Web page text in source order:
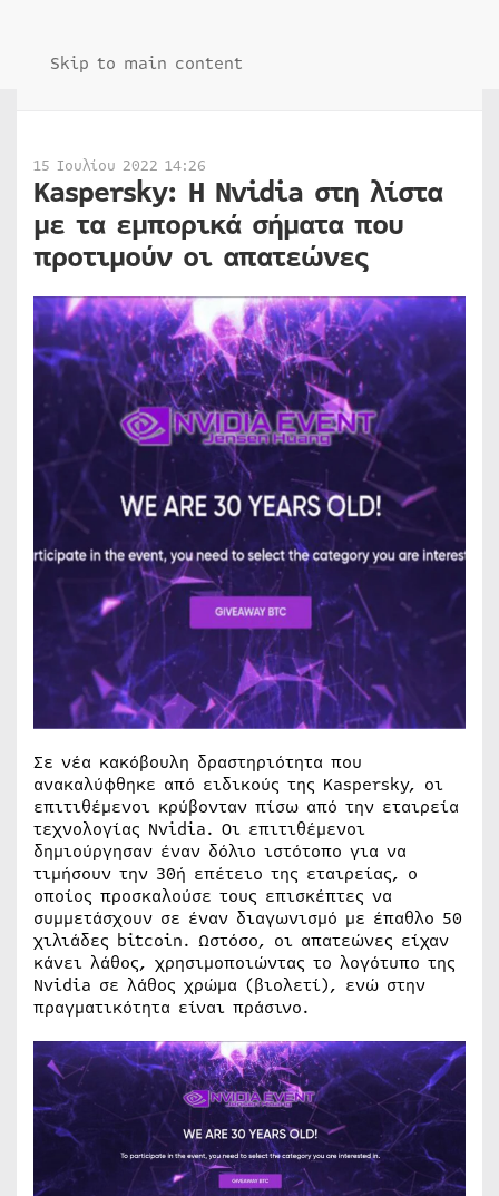
Skip to main content
15 Ιουλίου 2022 14:26
Kaspersky: Η Nvidia στη λίστα
με τα εμπορικά σήματα που
προτιμούν οι απατεώνες
Σε νέα κακόβουλη δραστηριότητα που
ανακαλύφθηκε από ειδικούς της Kaspersky, οι
επιτιθέμενοι κρύβονταν πίσω από την εταιρεία
τεχνολογίας Nvidia. Οι επιτιθέμενοι
δημιούργησαν έναν δόλιο ιστότοπο για να
τιμήσουν την 30ή επέτειο της εταιρείας, ο
οποίος προσκαλούσε τους επισκέπτες να
συμμετάσχουν σε έναν διαγωνισμό με έπαθλο 50
χιλιάδες bitcoin. Ωστόσο, οι απατεώνες είχαν
κάνει λάθος, χρησιμοποιώντας το λογότυπο της
Nvidia σε λάθος χρώμα (βιολετί), ενώ στην
πραγματικότητα είναι πράσινο.